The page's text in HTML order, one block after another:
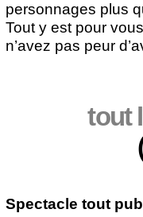
personnages plus
Tout y est pour
n’avez pas peur
tout
Spectacle tout